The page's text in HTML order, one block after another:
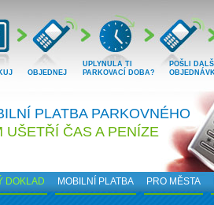
OBJEDNEJ
UPLYNULA TI
PARKOVACÍ DOBA?
POŠLI DALŠÍ
PLATBA PARKOVNÉHO
UŠETŘÍ ČAS A PENÍZE
DOKLAD MOBILNÍ PLATBA PRO MĚSTA